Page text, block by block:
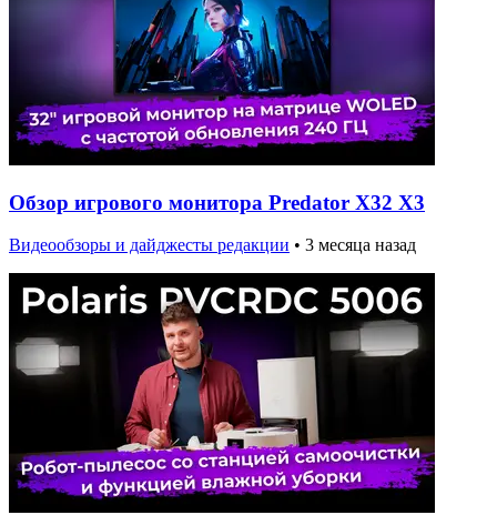
Обзор игрового монитора Predator X32 X3
Видеообзоры и дайджесты редакции • 3 месяца назад